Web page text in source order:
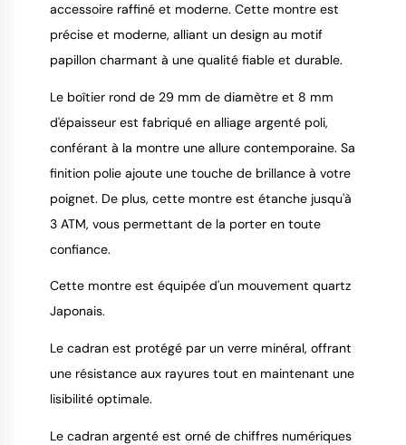
accessoire raffiné et moderne. Cette montre est
précise et moderne, alliant un design au motif
papillon charmant à une qualité fiable et durable.
Le boîtier rond de 29 mm de diamètre et 8 mm
d'épaisseur est fabriqué en alliage argenté poli,
conférant à la montre une allure contemporaine. Sa
finition polie ajoute une touche de brillance à votre
poignet. De plus, cette montre est étanche jusqu'à
3 ATM, vous permettant de la porter en toute
confiance.
Cette montre est équipée d'un mouvement quartz
Japonais.
Le cadran est protégé par un verre minéral, offrant
une résistance aux rayures tout en maintenant une
lisibilité optimale.
Le cadran argenté est orné de chiffres numériques